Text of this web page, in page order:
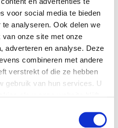
voor social media te bieden
analyseren. Ook delen we
onze site met onze
adverteren en analyse. Deze
combineren met andere
verstrekt of die ze hebben
gebruik van hun services. U
met de Vrije
de laatste
op het gebied van
toe in onze
verbetering van